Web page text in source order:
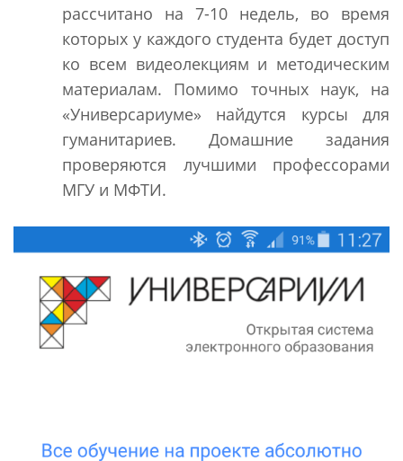
рассчитано на 7-10 недель, во время
которых у каждого студента будет доступ
ко всем видеолекциям и методическим
материалам. Помимо точных наук, на
«Универсариуме» найдутся курсы для
гуманитариев. Домашние задания
проверяются лучшими профессорами
МГУ и МФТИ.